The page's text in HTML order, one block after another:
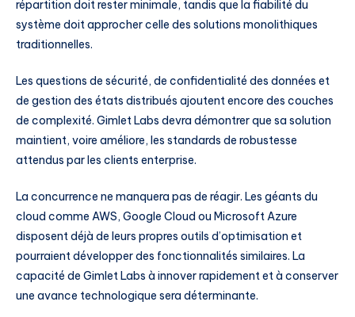
répartition doit rester minimale, tandis que la fiabilité du
système doit approcher celle des solutions monolithiques
traditionnelles.
Les questions de sécurité, de confidentialité des données et
de gestion des états distribués ajoutent encore des couches
de complexité. Gimlet Labs devra démontrer que sa solution
maintient, voire améliore, les standards de robustesse
attendus par les clients enterprise.
La concurrence ne manquera pas de réagir. Les géants du
cloud comme AWS, Google Cloud ou Microsoft Azure
disposent déjà de leurs propres outils d’optimisation et
pourraient développer des fonctionnalités similaires. La
capacité de Gimlet Labs à innover rapidement et à conserver
une avance technologique sera déterminante.